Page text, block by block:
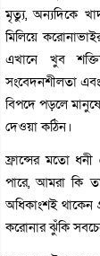
মৃত্যু, অন্যদিকে
মিলিয়ে
এখানে খুব
সংবেদনশীলতা
বিপদে পড়লে
দেওয়া কঠিন।
ফ্রান্সের মতো
পারে, আমরা কি
অধিকাংশই থাকেন
করোনার ঝুঁকি